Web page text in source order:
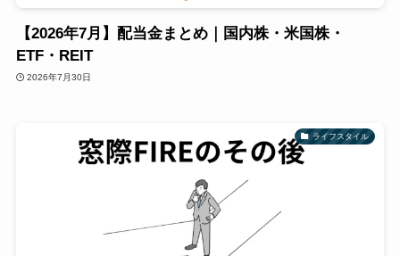
【2026年7月】配当金まとめ｜国内株・米国株・
ETF・REIT
2026年7月30日
ライフスタイル